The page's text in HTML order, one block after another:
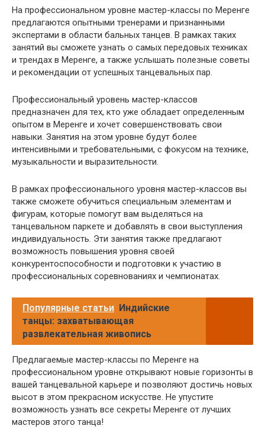
На профессиональном уровне мастер-классы по Меренге
предлагаются опытными тренерами и признанными
экспертами в области бальных танцев. В рамках таких
занятий вы сможете узнать о самых передовых техниках
и трендах в Меренге, а также услышать полезные советы
и рекомендации от успешных танцевальных пар.
Профессиональный уровень мастер-классов
предназначен для тех, кто уже обладает определенным
опытом в Меренге и хочет совершенствовать свои
навыки. Занятия на этом уровне будут более
интенсивными и требовательными, с фокусом на технике,
музыкальности и выразительности.
В рамках профессионального уровня мастер-классов вы
также сможете обучиться специальным элементам и
фигурам, которые помогут вам выделяться на
танцевальном паркете и добавлять в свои выступления
индивидуальность. Эти занятия также предлагают
возможность повышения уровня своей
конкурентоспособности и подготовки к участию в
профессиональных соревнованиях и чемпионатах.
Популярные статьи Индийские
танцы: захватывающая
развлекательная живопись
Предлагаемые мастер-классы по Меренге на
профессиональном уровне открывают новые горизонты в
вашей танцевальной карьере и позволяют достичь новых
высот в этом прекрасном искусстве. Не упустите
возможность узнать все секреты Меренге от лучших
мастеров этого танца!